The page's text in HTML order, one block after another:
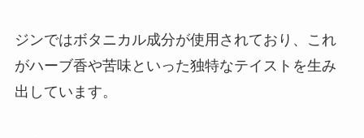
ジンではボタニカル成分が使用されており、これ
がハーブ香や苦味といった独特なテイストを生み
出しています。